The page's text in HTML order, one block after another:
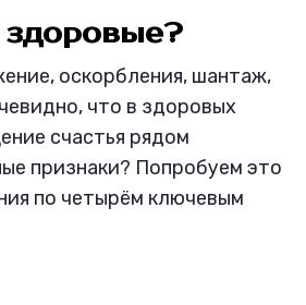
оскорбления, шантаж,
что в здоровых
счастья рядом
признаки? Попробуем это
по четырём ключевым